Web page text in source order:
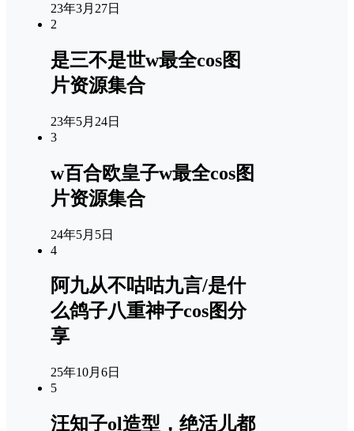
23年3月27日
2
是三不是世w最全cos图
片资源集合
23年5月24日
3
w百合欧皇子w最全cos图
片资源集合
24年5月5日
4
阿九从不咕咕九言/是什
么鸽子八重神子cos图分
享
25年10月6日
5
汪知子ol造型，绝活儿都